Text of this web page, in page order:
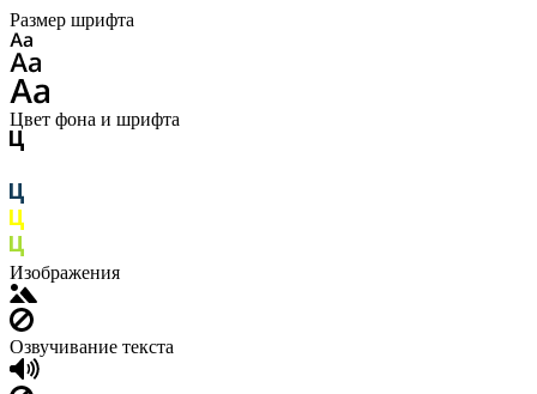
Размер шрифта
Цвет фона и шрифта
Изображения
Озвучивание текста